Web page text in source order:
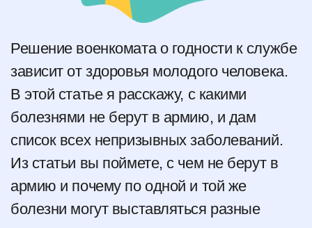
Решение военкомата о годности к службе
зависит от здоровья молодого человека.
В этой статье я расскажу, с какими
болезнями не берут в армию, и дам
список всех непризывных заболеваний.
Из статьи вы поймете, с чем не берут в
армию и почему по одной и той же
болезни могут выставляться разные